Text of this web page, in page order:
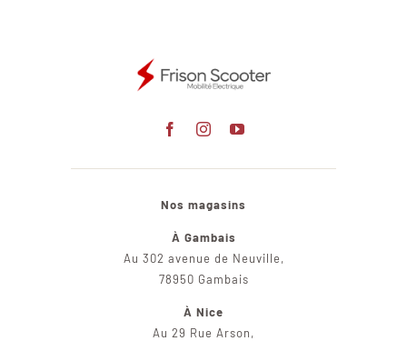
Nos magasins
À Gambais
Au 302 avenue de Neuville,
78950 Gambais
À Nice
Au 29 Rue Arson,